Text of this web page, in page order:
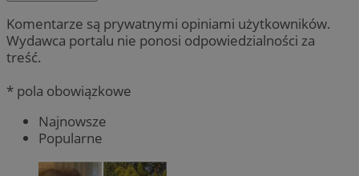
Komentarze są prywatnymi opiniami użytkowników.
Wydawca portalu nie ponosi odpowiedzialności za
treść.
* pola obowiązkowe
Najnowsze
Popularne